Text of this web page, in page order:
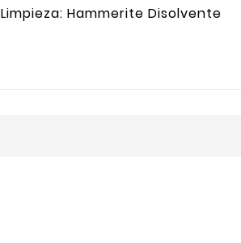
Limpieza: Hammerite Disolvente